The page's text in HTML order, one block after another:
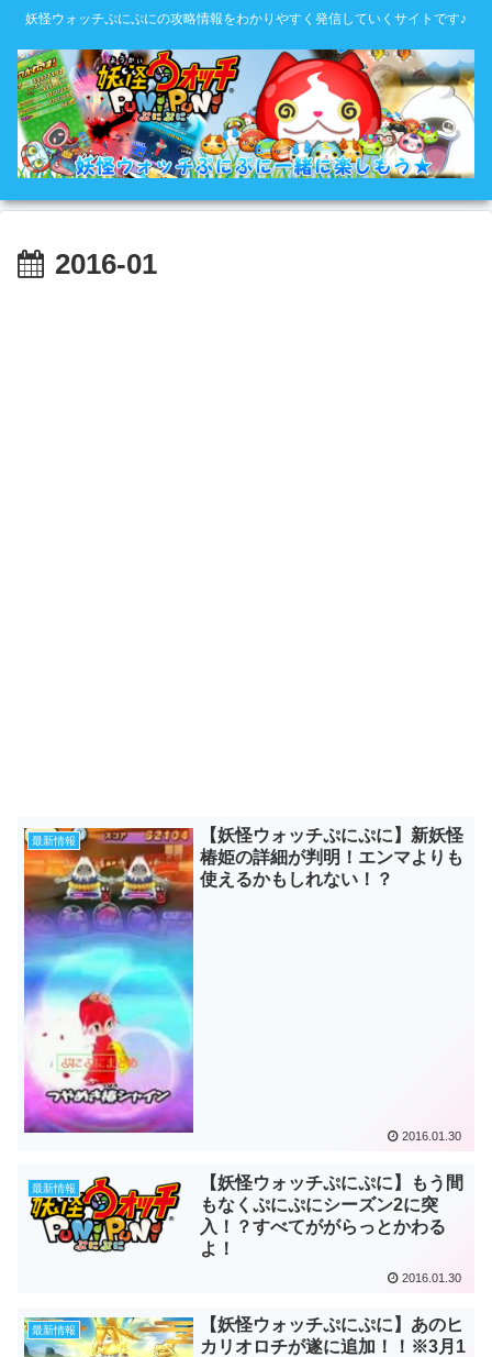
妖怪ウォッチぷにぷにの攻略情報をわかりやすく発信していくサイトです♪
2016-01
最新情報
【妖怪ウォッチぷにぷに】新妖怪
椿姫の詳細が判明！エンマよりも
使えるかもしれない！？
2016.01.30
最新情報
【妖怪ウォッチぷにぷに】もう間
もなくぷにぷにシーズン2に突
入！？すべてががらっとかわる
よ！
2016.01.30
最新情報
【妖怪ウォッチぷにぷに】あのヒ
カリオロチが遂に追加！！※3月1